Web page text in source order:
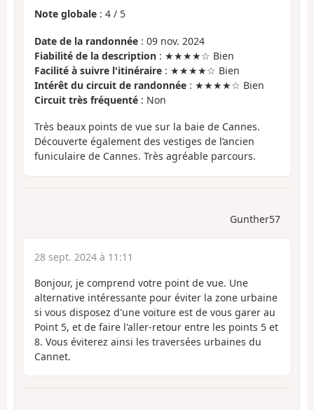
Note globale : 4 / 5
Date de la randonnée : 09 nov. 2024
Fiabilité de la description : ★★★★☆ Bien
Facilité à suivre l'itinéraire : ★★★★☆ Bien
Intérêt du circuit de randonnée : ★★★★☆ Bien
Circuit très fréquenté : Non
Très beaux points de vue sur la baie de Cannes.
Découverte également des vestiges de l’ancien
funiculaire de Cannes. Très agréable parcours.
Gunther57
28 sept. 2024 à 11:11
Bonjour, je comprend votre point de vue. Une
alternative intéressante pour éviter la zone urbaine
si vous disposez d'une voiture est de vous garer au
Point 5, et de faire l'aller-retour entre les points 5 et
8. Vous éviterez ainsi les traversées urbaines du
Cannet.